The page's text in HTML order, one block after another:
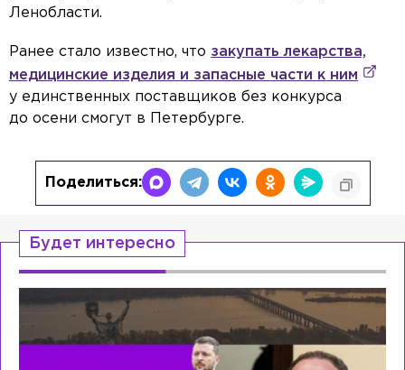
Ленобласти.
Ранее стало известно, что закупать лекарства,
медицинские изделия и запасные части к ним
у единственных поставщиков без конкурса
до осени смогут в Петербурге.
Поделиться:
Будет интересно